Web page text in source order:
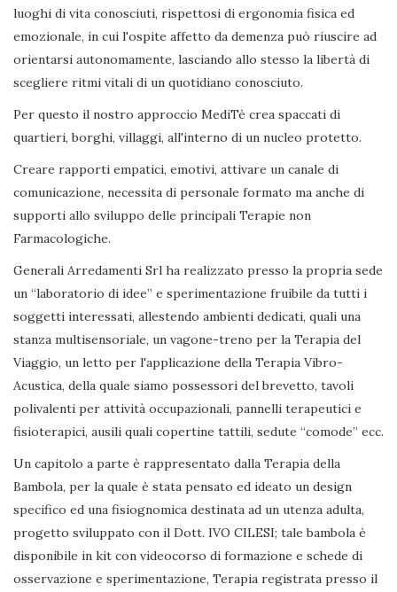
luoghi di vita conosciuti, rispettosi di ergonomia fisica ed
emozionale, in cui l'ospite affetto da demenza può riuscire ad
orientarsi autonomamente, lasciando allo stesso la libertà di
scegliere ritmi vitali di un quotidiano conosciuto.
Per questo il nostro approccio MediTè crea spaccati di
quartieri, borghi, villaggi, all'interno di un nucleo protetto.
Creare rapporti empatici, emotivi, attivare un canale di
comunicazione, necessita di personale formato ma anche di
supporti allo sviluppo delle principali Terapie non
Farmacologiche.
Generali Arredamenti Srl ha realizzato presso la propria sede
un “laboratorio di idee” e sperimentazione fruibile da tutti i
soggetti interessati, allestendo ambienti dedicati, quali una
stanza multisensoriale, un vagone-treno per la Terapia del
Viaggio, un letto per l'applicazione della Terapia Vibro-
Acustica, della quale siamo possessori del brevetto, tavoli
polivalenti per attività occupazionali, pannelli terapeutici e
fisioterapici, ausili quali copertine tattili, sedute “comode” ecc.
Un capitolo a parte è rappresentato dalla Terapia della
Bambola, per la quale è stata pensato ed ideato un design
specifico ed una fisiognomica destinata ad un utenza adulta,
progetto sviluppato con il Dott. IVO CILESI; tale bambola è
disponibile in kit con videocorso di formazione e schede di
osservazione e sperimentazione, Terapia registrata presso il